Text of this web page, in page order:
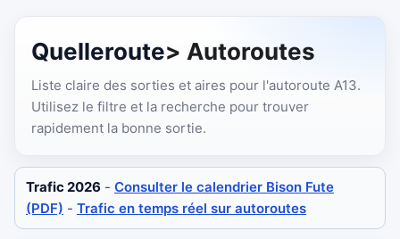
Quelleroute> Autoroutes
Liste claire des sorties et aires pour l'autoroute A13.
Utilisez le filtre et la recherche pour trouver
rapidement la bonne sortie.
Trafic 2026 - Consulter le calendrier Bison Fute
(PDF) - Trafic en temps réel sur autoroutes